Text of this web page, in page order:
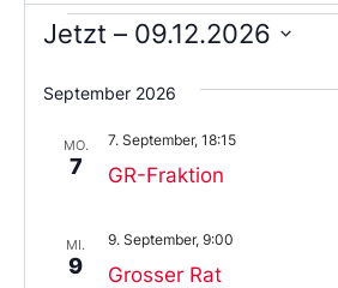
Jetzt – 09.12.2026
Sie
das
aus.
September 2026
MO.
7 GR-Fraktion
7. September, 18:15
MI.
9 Grosser Rat
9. September, 9:00